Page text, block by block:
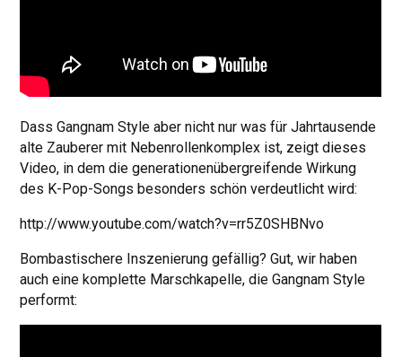
Dass Gangnam Style aber nicht nur was für Jahrtausende
alte Zauberer mit Nebenrollenkomplex ist, zeigt dieses
Video, in dem die generationenübergreifende Wirkung
des K-Pop-Songs besonders schön verdeutlicht wird:
http://www.youtube.com/watch?v=rr5Z0SHBNvo
Bombastischere Inszenierung gefällig? Gut, wir haben
auch eine komplette Marschkapelle, die Gangnam Style
performt: